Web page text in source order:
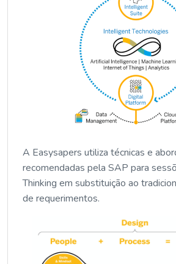
A Easysapers utiliza técnicas e
recomendadas pela SAP para
Thinking em substituição ao
de requerimentos.